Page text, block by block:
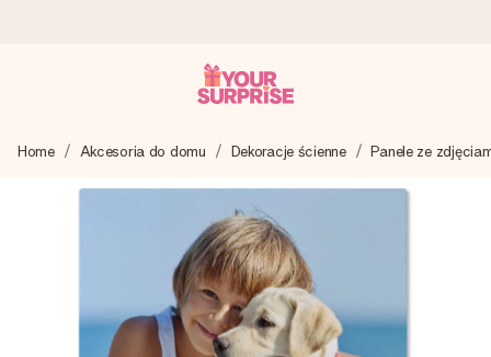
Tworzymy Twój prezent z troską i wysyłamy go w mgnieniu
właściwym momencie, kiedy ma to największe znaczenie
4,7 (na podstawie +15 000 opinii)
Nasze prezenty inspirują. Klienci oceniają nas na 4,7 w
Google Reviews.
Home Akcesoria do domu Dekoracje ścienne Panele ze